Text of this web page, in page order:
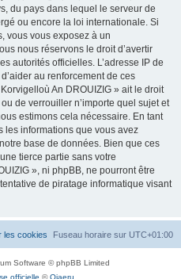
du pays dans lequel le serveur de
ou encore la loi internationale. Si
vous vous exposez à un
nous réservons le droit d’avertir
autorités officielles. L’adresse IP de
au renforcement de ces
An DROUIZIG » ait le droit
de verrouiller n’importe quel sujet et
estimons cela nécessaire. En tant
les informations que vous avez
base de données. Bien que ces
tierce partie sans votre
», ni phpBB, ne pourront être
de piratage informatique visant
Fuseau horaire sur UTC+01:00
les cookies
Software © phpBB Limited
officielle ©Qiaeru